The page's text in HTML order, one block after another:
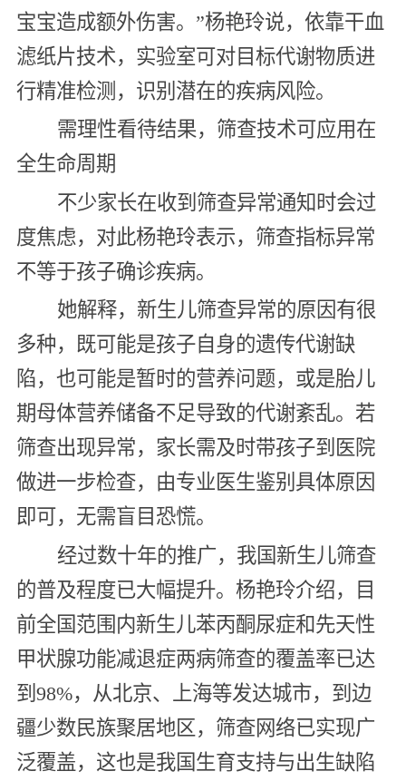
宝宝造成额外伤害。”杨艳玲说，依靠干血
滤纸片技术，实验室可对目标代谢物质进
行精准检测，识别潜在的疾病风险。
需理性看待结果，筛查技术可应用在
全生命周期
不少家长在收到筛查异常通知时会过
度焦虑，对此杨艳玲表示，筛查指标异常
不等于孩子确诊疾病。
她解释，新生儿筛查异常的原因有很
多种，既可能是孩子自身的遗传代谢缺
陷，也可能是暂时的营养问题，或是胎儿
期母体营养储备不足导致的代谢紊乱。若
筛查出现异常，家长需及时带孩子到医院
做进一步检查，由专业医生鉴别具体原因
即可，无需盲目恐慌。
经过数十年的推广，我国新生儿筛查
的普及程度已大幅提升。杨艳玲介绍，目
前全国范围内新生儿苯丙酮尿症和先天性
甲状腺功能减退症两病筛查的覆盖率已达
到98%，从北京、上海等发达城市，到边
疆少数民族聚居地区，筛查网络已实现广
泛覆盖，这也是我国生育支持与出生缺陷